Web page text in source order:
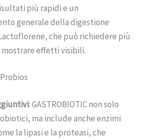
più rapidi e un
generale della digestione
che può richiedere più
effetti visibili.
Probios
: GASTROBIOTIC non solo
ma include anche enzimi
la lipasi e la proteasi, che